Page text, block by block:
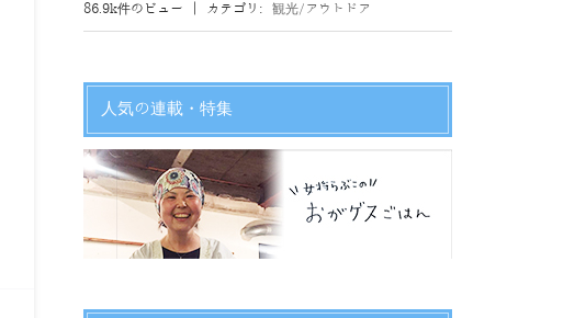
86.9k件のビュー カテゴリ: 観光/アウトドア
人気の連載・特集